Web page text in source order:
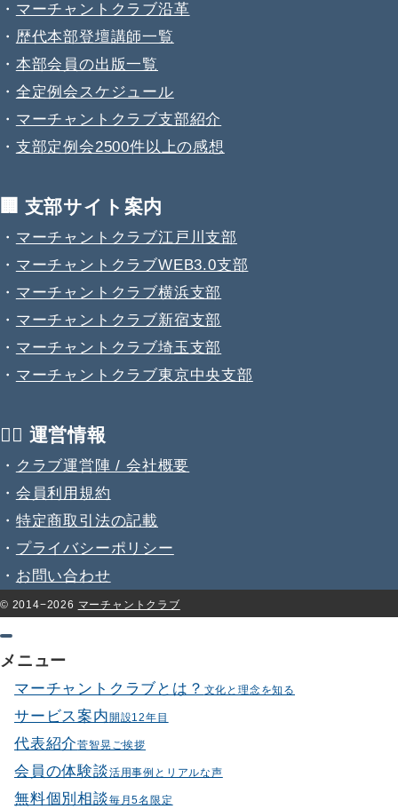
・ マーチャントクラブ沿革
・ 歴代本部登壇講師一覧
・ 本部会員の出版一覧
・ 全定例会スケジュール
・ マーチャントクラブ支部紹介
・ 支部定例会2500件以上の感想
🏢 支部サイト案内
・ マーチャントクラブ江戸川支部
・ マーチャントクラブWEB3.0支部
・ マーチャントクラブ横浜支部
・ マーチャントクラブ新宿支部
・ マーチャントクラブ埼玉支部
・ マーチャントクラブ東京中央支部
💁‍♂️ 運営情報
・ クラブ運営陣 / 会社概要
・ 会員利用規約
・ 特定商取引法の記載
・ プライバシーポリシー
・ お問い合わせ
© 2014−2026 マーチャントクラブ
メニュー
マーチャントクラブとは？ 文化と理念を知る
サービス案内開設12年目
代表紹介菅智晃ご挨拶
会員の体験談活用事例とリアルな声
無料個別相談毎月5名限定